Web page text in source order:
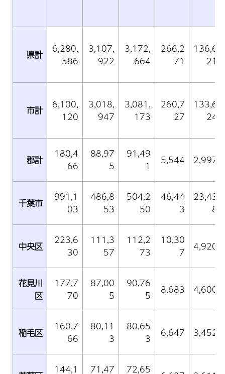
県計
6,280,
586
3,107,
922
3,172,
664
266,2
71
136,6
21
市計
6,100,
120
3,018,
947
3,081,
173
260,7
27
133,6
24
郡計
180,4
66
88,97
5
91,49
1
5,544 2,997
千葉市
991,1
03
486,8
53
504,2
50
46,44
3
23,43
8
中央区
223,6
30
111,3
57
112,2
73
10,30
7
4,920
花見川
区
177,7
70
87,00
5
90,76
5
8,683 4,600
稲毛区
160,7
66
80,11
3
80,65
3
6,647 3,452
144,1
71,47
72,65